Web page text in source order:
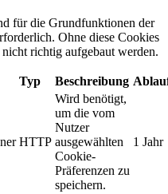
für die Grundfunktionen der
Ohne diese Cookies
richtig aufgebaut werden.
Typ Beschreibung
HTTP
Wird benötigt,
um die vom
Nutzer
ausgewählten
Cookie-
Präferenzen zu
speichern.
1 Jahr